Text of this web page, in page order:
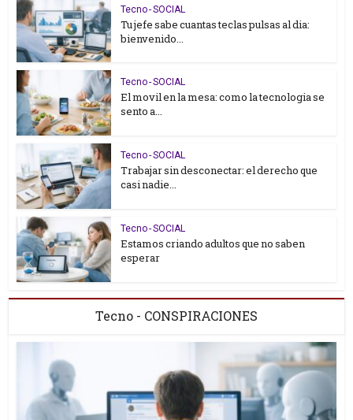
Tecno - SOCIAL
Tu jefe sabe cuantas teclas pulsas al dia:
bienvenido...
Tecno - SOCIAL
El movil en la mesa: como la tecnologia se
sento a...
Tecno - SOCIAL
Trabajar sin desconectar: el derecho que
casi nadie...
Tecno - SOCIAL
Estamos criando adultos que no saben
esperar
Tecno - CONSPIRACIONES